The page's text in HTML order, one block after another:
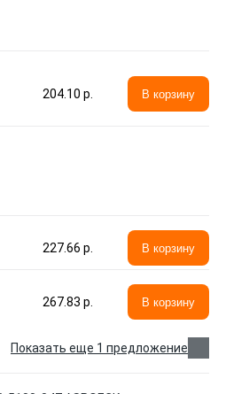
204.10 p. В корзину
227.66 p. В корзину
267.83 p. В корзину
Показать еще 1 предложение